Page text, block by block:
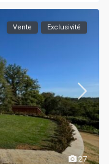
27
Vente Exclusivité